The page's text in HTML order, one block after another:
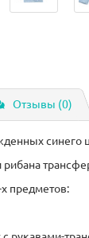
Отзывы (0)
синего
предметов: